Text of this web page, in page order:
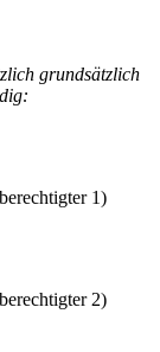
grundsätzlich
1)
2)